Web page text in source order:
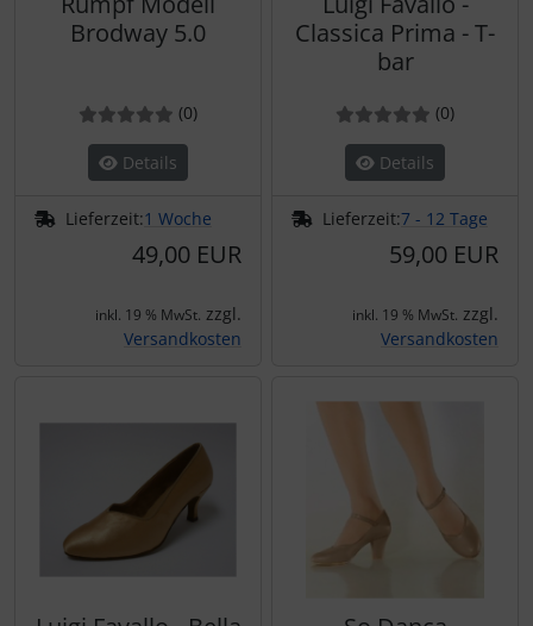
Brodway 5.0
Bewertung: 0 von 5 Sternen!
(0Bewertungen
)
Details
Lieferzeit:1 Woche
49,00 EUR
inkl. 19 % MwSt. zzgl.
Versandkosten
Classica Prima - T-
bar
Bewertung: 0 von 5
(0)
Details
Lieferzeit:7 - 12 Tage
59,00 EUR
inkl. 19 % MwSt. zzgl.
Versandkosten
Shirts und Tops
Strumpfhosen und Strümpfe
Stulpen
Training- und Wärmekleidung
Turnen - Kunstturnen
Tutus
polecandy
pridance
Roch Valley
Rumpf